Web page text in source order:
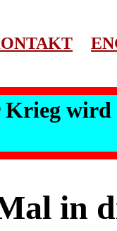
wird
in